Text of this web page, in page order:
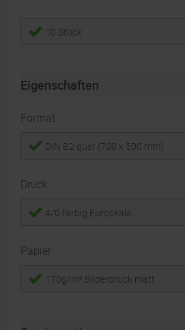
10 Stück
Eigenschaften
Format
DIN B2 quer (700 x 500 mm)
Druck
4/0 farbig Euroskala
Papier
170g/m² Bilderdruck matt